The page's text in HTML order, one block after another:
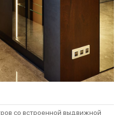
со встроенной выдвижной